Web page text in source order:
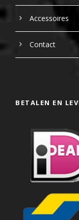
Accessoires
Contact
BETALEN EN